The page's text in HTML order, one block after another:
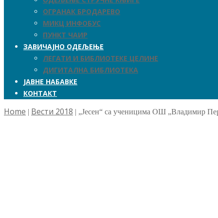
ОГРАНАК БРОДАРЕВО
МИКЦ ИНФОБУС
ПУНКТ ЧАИР
ЗАВИЧАЈНО ОДЕЉЕЊЕ
ЛЕГАТИ И БИБЛИОТЕКЕ ЦЕЛИНЕ
ДИГИТАЛНА БИБЛИОТЕКА
ЈАВНЕ НАБАВКЕ
КОНТАКТ
Home | Вести 2018 | „Јесен“ са ученицима ОШ „Владимир